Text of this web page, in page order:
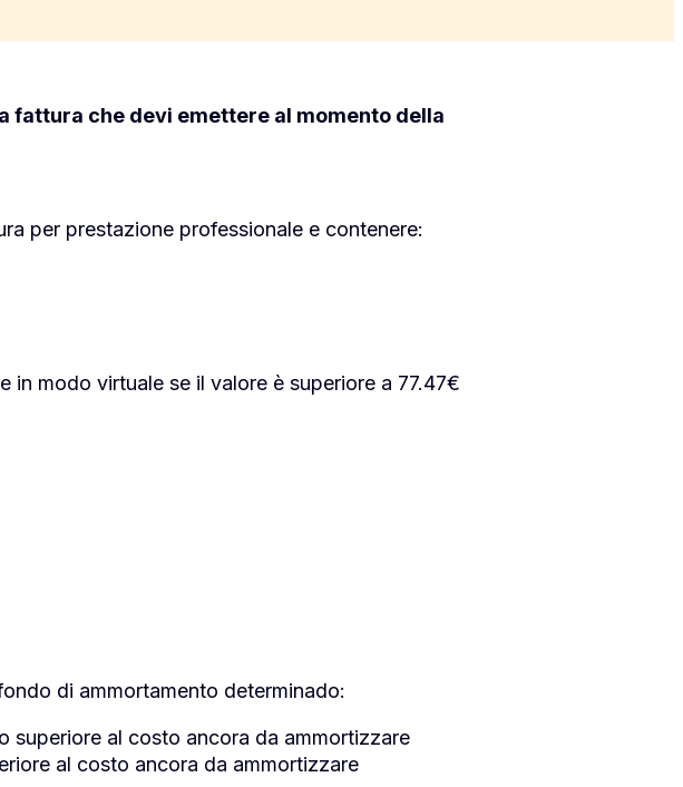
fattura che devi emettere al momento della
per prestazione professionale e contenere:
modo virtuale se il valore è superiore a 77.47€
di ammortamento determinado:
superiore al costo ancora da ammortizzare
al costo ancora da ammortizzare